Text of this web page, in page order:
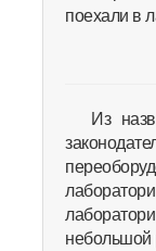
поехали в
Из
небольшой